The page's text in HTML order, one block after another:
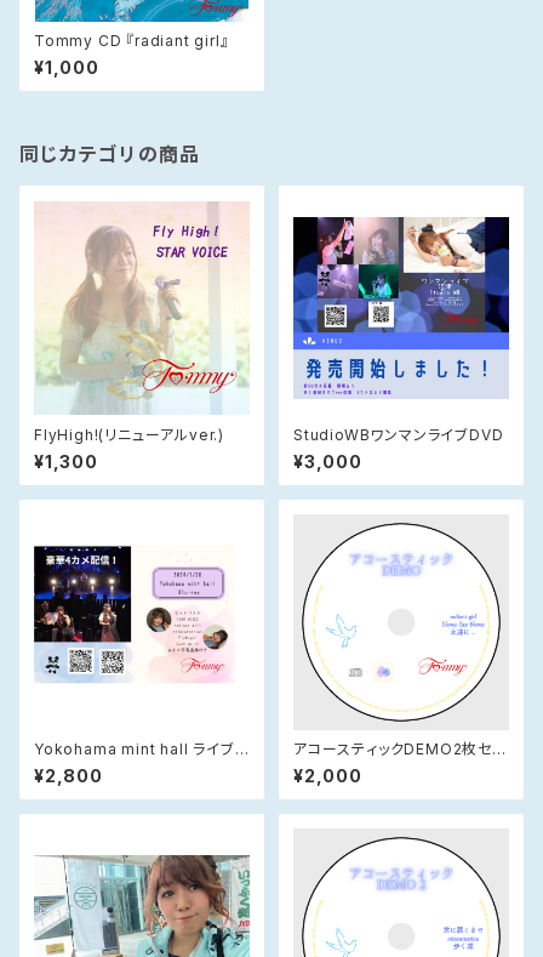
Tommy CD 『radiant girl』
¥1,000
同じカテゴリの商品
FlyHigh!(リニューアルver.)
¥1,300
StudioWBワンマンライブDVD
¥3,000
Yokohama mint hall ライブ
Blu-ray DVD
¥2,800
アコースティックDEMO2枚セッ
ト
¥2,000